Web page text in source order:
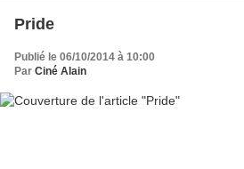
Pride
Publié le 06/10/2014 à 10:00
Par Ciné Alain